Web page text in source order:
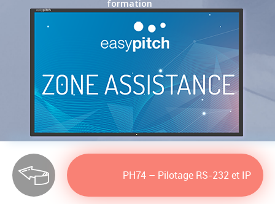
formation
PH74 – Pilotage RS-232 et IP